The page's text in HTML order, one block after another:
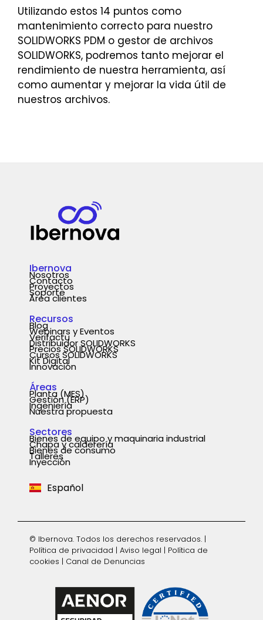
Utilizando estos 14 puntos como
mantenimiento correcto para nuestro
SOLIDWORKS PDM o gestor de archivos
SOLIDWORKS, podremos tanto mejorar el
rendimiento de nuestra herramienta, así
como aumentar y mejorar la vida útil de
nuestros archivos.
Ibernova
Nosotros
Contacto
Proyectos
Soporte
Área clientes
Recursos
Blog
Webinars y Eventos
Verifactu
Distribuidor SOLIDWORKS
Precios SOLIDWORKS
Cursos SOLIDWORKS
Kit Digital
Innovación
Áreas
Planta (MES)
Gestión (ERP)
Ingeniería
Nuestra propuesta
Sectores
Bienes de equipo y maquinaria industrial
Chapa y calderería
Bienes de consumo
Talleres
Inyección
Español
Português
English
Deutsch
© Ibernova. Todos los derechos reservados. |
Política de privacidad | Aviso legal | Política de
cookies | Canal de Denuncias